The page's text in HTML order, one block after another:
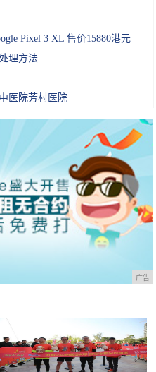
Pixel 3 XL 售价15880港元
理方法
医院芳村医院
广告